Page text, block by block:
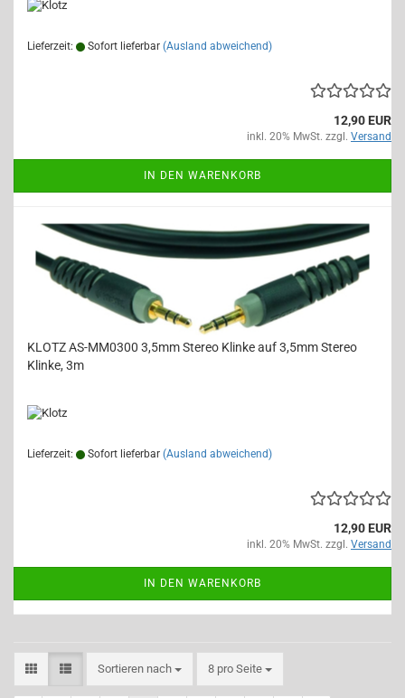
Lieferzeit: Sofort lieferbar (Ausland abweichend)
12,90 EUR
inkl. 20% MwSt. zzgl. Versand
IN DEN WARENKORB
KLOTZ AS-MM0300 3,5mm Stereo Klinke auf 3,5mm Stereo
Klinke, 3m
Lieferzeit: Sofort lieferbar (Ausland abweichend)
12,90 EUR
inkl. 20% MwSt. zzgl. Versand
IN DEN WARENKORB
Sortieren nach
Sortieren nach 8 pro Seite
pro Seite